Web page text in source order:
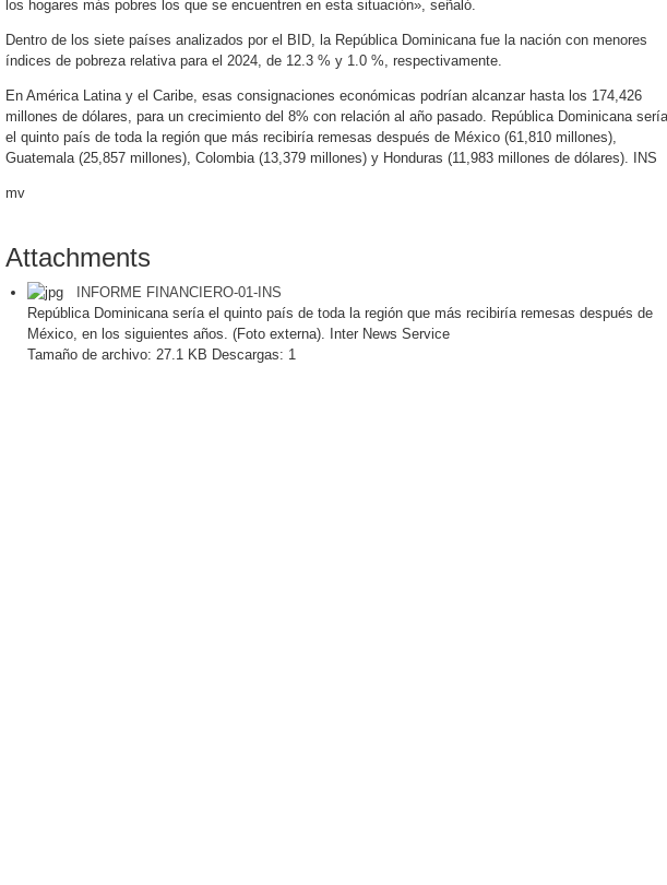
los hogares más pobres los que se encuentren en esta situación», señaló.
Dentro de los siete países analizados por el BID, la República Dominicana fue la nación con menores
índices de pobreza relativa para el 2024, de 12.3 % y 1.0 %, respectivamente.
En América Latina y el Caribe, esas consignaciones económicas podrían alcanzar hasta los 174,426
millones de dólares, para un crecimiento del 8% con relación al año pasado. República Dominicana sería
el quinto país de toda la región que más recibiría remesas después de México (61,810 millones),
Guatemala (25,857 millones), Colombia (13,379 millones) y Honduras (11,983 millones de dólares). INS
mv
Attachments
INFORME FINANCIERO-01-INS
República Dominicana sería el quinto país de toda la región que más recibiría remesas después de
México, en los siguientes años. (Foto externa). Inter News Service
Tamaño de archivo: 27.1 KB Descargas: 1